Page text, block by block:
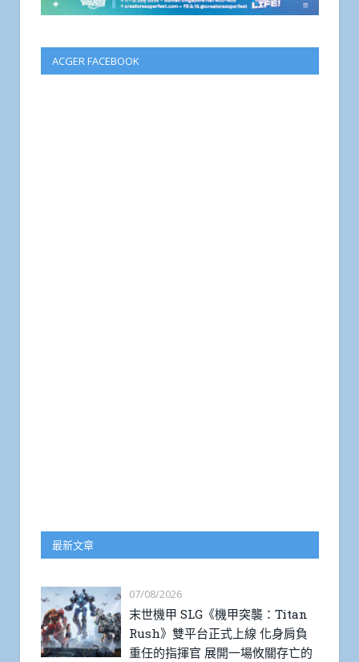
ACGER FACEBOOK
最新文章
07/08/2026
末世機甲 SLG《機甲突襲：Titan
Rush》雙平台正式上線 化身肩負
重任的指揮官 展開一場攸關存亡的